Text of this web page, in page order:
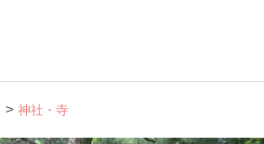
神社・寺